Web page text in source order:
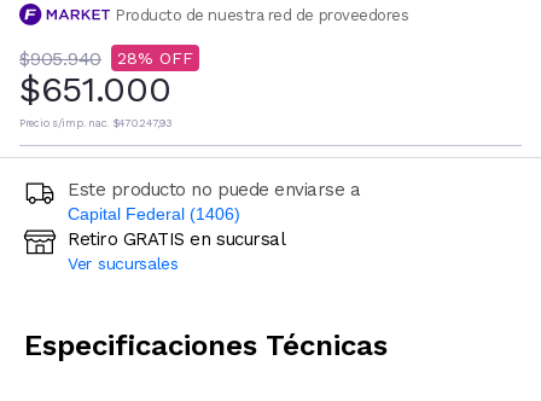
Producto de nuestra red de proveedores
$905.940 28
$651.000
Precio s/imp. nac. $470.247,93
Este producto no puede enviarse a
Capital Federal (1406)
Ingresá código postal (sólo números)
Retiro GRATIS en sucursal
Ver sucursales
Especificaciones Técnicas